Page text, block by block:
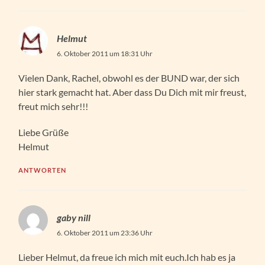
Helmut
6. Oktober 2011 um 18:31 Uhr
Vielen Dank, Rachel, obwohl es der BUND war, der sich
hier stark gemacht hat. Aber dass Du Dich mit mir freust,
freut mich sehr!!!
Liebe Grüße
Helmut
ANTWORTEN
gaby nill
6. Oktober 2011 um 23:36 Uhr
Lieber Helmut, da freue ich mich mit euch.Ich hab es ja